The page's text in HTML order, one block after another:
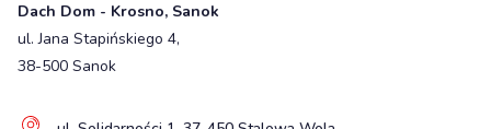
Dach Dom - Krosno, Sanok
ul. Jana Stapińskiego 4,
38-500 Sanok